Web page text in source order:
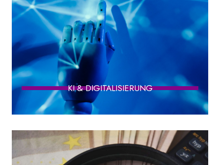
KI & DIGITALISIERUNG